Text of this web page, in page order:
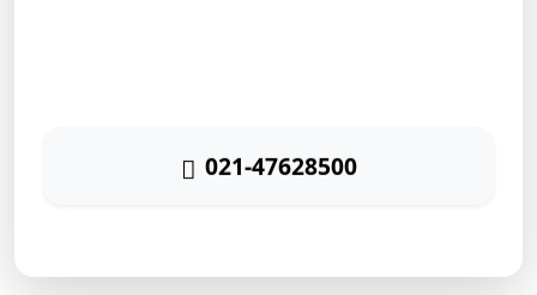
021-47628500